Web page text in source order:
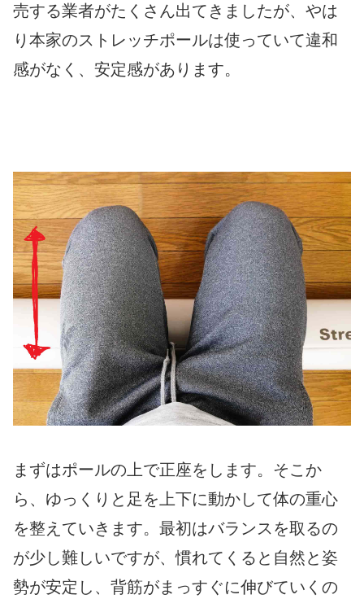
売する業者がたくさん出てきましたが、やは
り本家のストレッチポールは使っていて違和
感がなく、安定感があります。
まずはポールの上で正座をします。そこか
ら、ゆっくりと足を上下に動かして体の重心
を整えていきます。最初はバランスを取るの
が少し難しいですが、慣れてくると自然と姿
勢が安定し、背筋がまっすぐに伸びていくの